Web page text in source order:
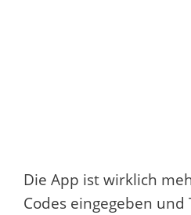
Die App ist wirklich
Codes eingegeben